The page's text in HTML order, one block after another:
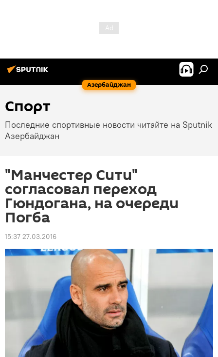
Азербайджан
Спорт
Последние спортивные новости читайте на Sputnik
Азербайджан
"Манчестер Сити"
согласовал переход
Гюндогана, на очереди
Погба
15:37 27.03.2016